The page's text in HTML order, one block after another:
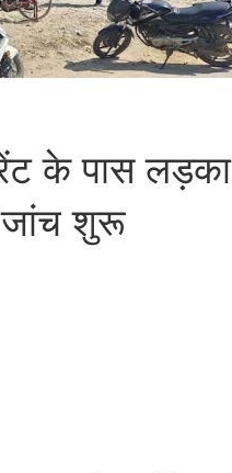
के पास लड़का
जांच शुरू